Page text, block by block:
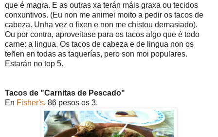
que é magra. E as outras xa terán máis graxa ou tecidos
conxuntivos. (Eu non me animei moito a pedir os tacos de
cabeza. Unha vez o fixen e non me chistou demasiado).
Ou por contra, aproveitase para os tacos algo que é todo
carne: a lingua. Os tacos de cabeza e de lingua non os
teñen en todas as taquerías, pero son moi populares.
Estarán no top 5.
Tacos de "Carnitas de Pescado"
En Fisher's. 86 pesos os 3.